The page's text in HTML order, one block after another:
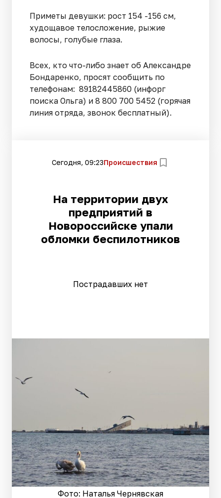
Приметы девушки: рост 154 -156 см,
худощавое телосложение, рыжие
волосы, голубые глаза.
Всех, кто что-либо знает об Александре
Бондаренко, просят сообщить по
телефонам: 89182445860 (инфорг
поиска Ольга) и 8 800 700 5452 (горячая
линия отряда, звонок бесплатный).
Сегодня, 09:23Происшествия
На территории двух
предприятий в
Новороссийске упали
обломки беспилотников
Пострадавших нет
Фото: Наталья Чернявская